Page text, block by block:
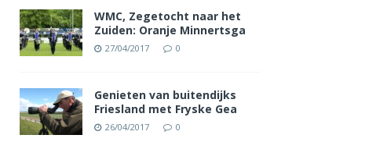
WMC, Zegetocht naar het
Zuiden: Oranje Minnertsga
27/04/2017 0
Genieten van buitendijks
Friesland met Fryske Gea
26/04/2017 0